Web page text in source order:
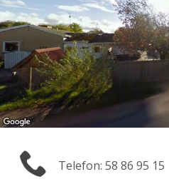
Telefon: 58 86 95 15